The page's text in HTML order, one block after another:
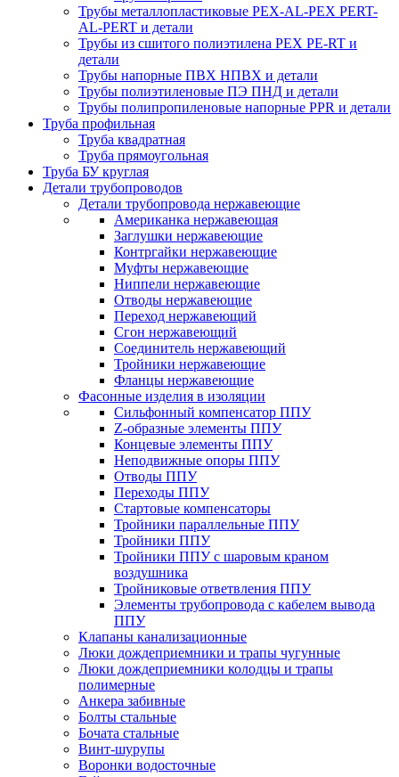
Трубы металлопластиковые PEX-AL-PEX PERT-
AL-PERT и детали
Трубы из сшитого полиэтилена PEX PE-RT и
детали
Трубы напорные ПВХ НПВХ и детали
Трубы полиэтиленовые ПЭ ПНД и детали
Трубы полипропиленовые напорные PPR и детали
Труба профильная
Труба квадратная
Труба прямоугольная
Труба БУ круглая
Детали трубопроводов
Детали трубопровода нержавеющие
Американка нержавеющая
Заглушки нержавеющие
Контргайки нержавеющие
Муфты нержавеющие
Ниппели нержавеющие
Отводы нержавеющие
Переход нержавеющий
Сгон нержавеющий
Соединитель нержавеющий
Тройники нержавеющие
Фланцы нержавеющие
Фасонные изделия в изоляции
Cильфонный компенсатор ППУ
Z-образные элементы ППУ
Концевые элементы ППУ
Неподвижные опоры ППУ
Отводы ППУ
Переходы ППУ
Стартовые компенсаторы
Тройники параллельные ППУ
Тройники ППУ
Тройники ППУ с шаровым краном
воздушника
Тройниковые ответвления ППУ
Элементы трубопровода с кабелем вывода
ППУ
Клапаны канализационные
Люки дождеприемники и трапы чугунные
Люки дождеприемники колодцы и трапы
полимерные
Анкера забивные
Болты стальные
Бочата стальные
Винт-шурупы
Воронки водосточные